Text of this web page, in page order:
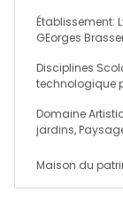
Établissement:
GEorges
Disciplines
technologique
Domaine
jardins,
Maison du